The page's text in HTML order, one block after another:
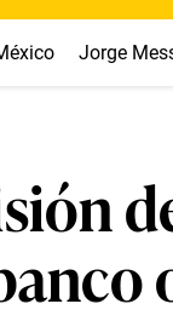
Jorge